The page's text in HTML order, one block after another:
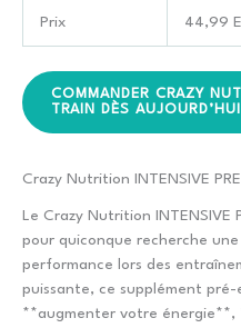
Prix 44,99
COMMANDER CRAZY
TRAIN DÈS AUJOURD’HUI
Crazy Nutrition INTENSIVE
Le Crazy Nutrition INTENSIVE
pour quiconque recherche
performance lors des
puissante, ce supplément
**augmenter votre énergie**,